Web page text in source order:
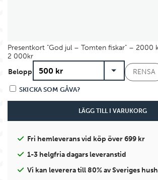
Presentkort "God jul – Tomten fiskar" – 2000
2 000kr
Belopp
RENSA
SKICKA SOM GÅVA?
LÄGG TILL I VARUKORG
Fri hemleverans vid köp över 699 kr
1-3 helgfria dagars leveranstid
Vi kan leverera till 80% av Sveriges